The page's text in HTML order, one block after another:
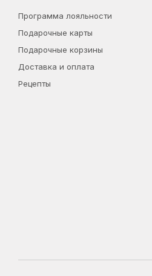
Программа лояльности
Подарочные карты
Подарочные корзины
Доставка и оплата
Рецепты